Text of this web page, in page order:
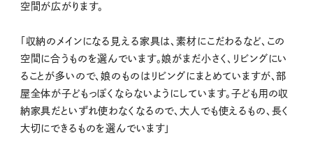
空間が広がります。
「収納のメインになる見える家具は、素材にこだわるなど、この
空間に合うものを選んでいます。娘がまだ小さく、リビングにい
ることが多いので、娘のものはリビングにまとめていますが、部
屋全体が子どもっぽくならないようにしています。子ども用の収
納家具だといずれ使わなくなるので、大人でも使えるもの、長く
大切にできるものを選んでいます」